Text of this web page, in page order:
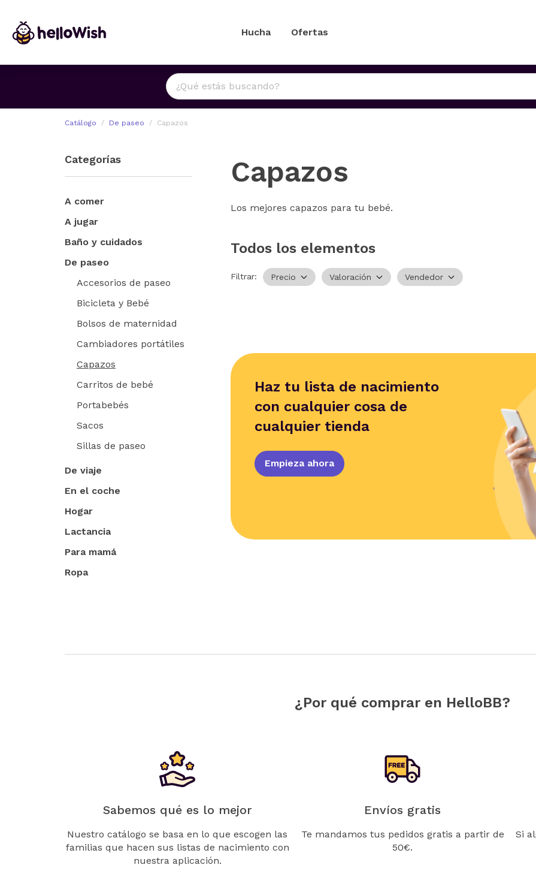
Hucha Ofertas
Catálogo De paseo Capazos
Categorías
A comer
A jugar
Baño y cuidados
De paseo
Accesorios de paseo
Bicicleta y Bebé
Bolsos de maternidad
Cambiadores portátiles
Capazos
Carritos de bebé
Portabebés
Sacos
Sillas de paseo
De viaje
En el coche
Hogar
Lactancia
Para mamá
Ropa
Capazos
Los mejores capazos para tu bebé.
Todos los elementos
Filtrar: Precio Valoración Vendedor
Haz tu lista de nacimiento
con cualquier cosa de
cualquier tienda
Empieza ahora
¿Por qué comprar en HelloBB?
Sabemos qué es lo mejor
Nuestro catálogo se basa en lo que escogen las
familias que hacen sus listas de nacimiento con
nuestra aplicación.
Envíos gratis
Te mandamos tus pedidos gratis a partir de
50€.
Si